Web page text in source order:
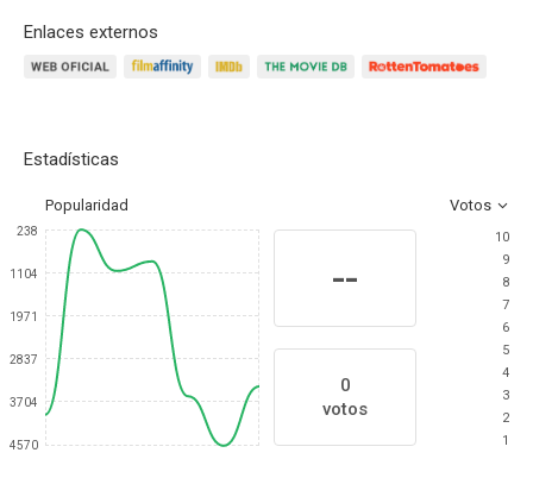
Enlaces externos
Estadísticas
Popularidad Votos
238
1104
1971
2837
3704
4570
--
0
votos
10
9
8
7
6
5
4
3
2
1